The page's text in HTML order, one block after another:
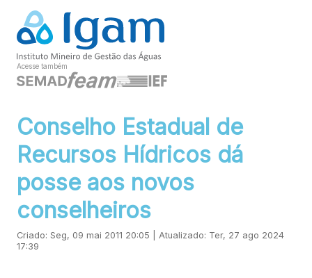
Acesse também
Conselho Estadual de
Recursos Hídricos dá
posse aos novos
conselheiros
Criado: Seg, 09 mai 2011 20:05 | Atualizado: Ter, 27 ago 2024
17:39